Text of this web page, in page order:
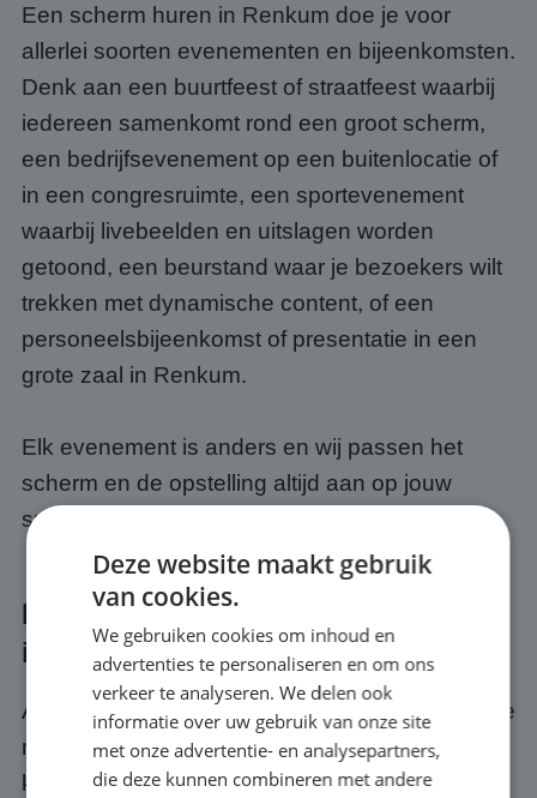
Een scherm huren in Renkum doe je voor
allerlei soorten evenementen en bijeenkomsten.
Denk aan een buurtfeest of straatfeest waarbij
iedereen samenkomt rond een groot scherm,
een bedrijfsevenement op een buitenlocatie of
in een congresruimte, een sportevenement
waarbij livebeelden en uitslagen worden
getoond, een beurstand waar je bezoekers wilt
trekken met dynamische content, of een
personeelsbijeenkomst of presentatie in een
grote zaal in Renkum.
Elk evenement is anders en wij passen het
scherm en de opstelling altijd aan op jouw
specifieke situatie.
Kwaliteit en service bij jouw event
in Renkum
Als je een scherm huurt bij ABC Scherm, huur je
meer dan alleen hardware. Je krijgt er een
kwaliteits- en servicegarantie bij. Wij zorgen
Deze website maakt gebruik
van cookies.
We gebruiken cookies om inhoud en
advertenties te personaliseren en om ons
verkeer te analyseren. We delen ook
informatie over uw gebruik van onze site
met onze advertentie- en analysepartners,
die deze kunnen combineren met andere